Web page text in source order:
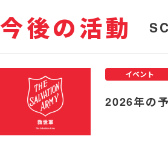
今後の活動
2026年の
イベント